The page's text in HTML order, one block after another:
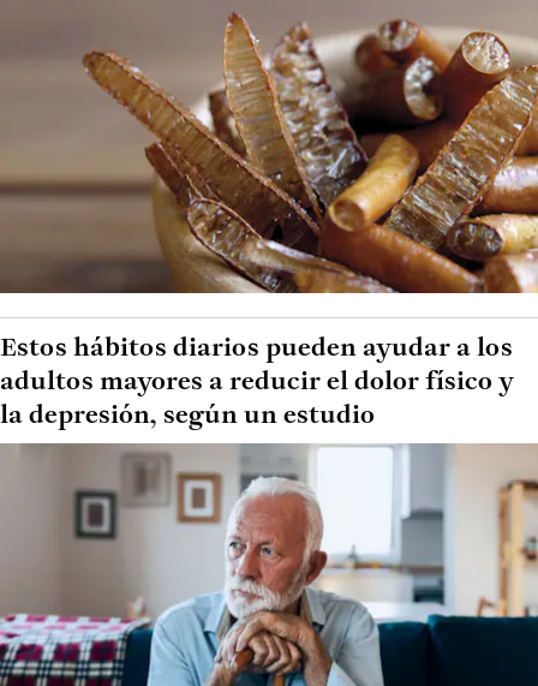
Estos hábitos diarios pueden ayudar a los
adultos mayores a reducir el dolor físico y
la depresión, según un estudio